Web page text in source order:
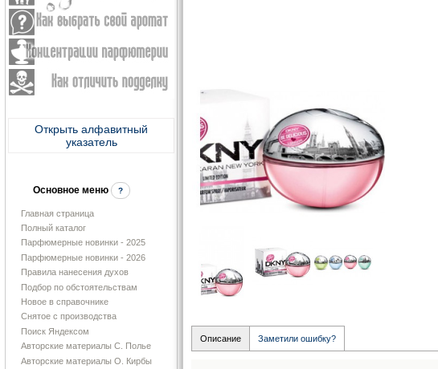
Открыть алфавитный
указатель
Основное меню ?
Главная страница
Полный каталог
Парфюмерные новинки - 2025
Парфюмерные новинки - 2026
Правила нанесения духов
Подбор по обстоятельствам
Новое в справочнике
Снятое с производства
Поиск Яндексом
Авторские материалы С. Полье
Авторские материалы О. Кирбы
Описание Заметили ошибку?